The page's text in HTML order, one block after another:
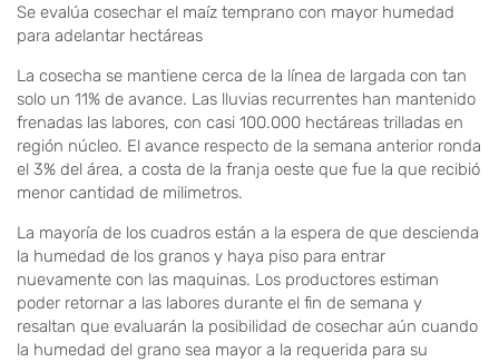
Se evalúa cosechar el maíz temprano con mayor humedad
para adelantar hectáreas
La cosecha se mantiene cerca de la línea de largada con tan
solo un 11% de avance. Las lluvias recurrentes han mantenido
frenadas las labores, con casi 100.000 hectáreas trilladas en
región núcleo. El avance respecto de la semana anterior ronda
el 3% del área, a costa de la franja oeste que fue la que recibió
menor cantidad de milimetros.
La mayoría de los cuadros están a la espera de que descienda
la humedad de los granos y haya piso para entrar
nuevamente con las maquinas. Los productores estiman
poder retornar a las labores durante el fin de semana y
resaltan que evaluarán la posibilidad de cosechar aún cuando
la humedad del grano sea mayor a la requerida para su